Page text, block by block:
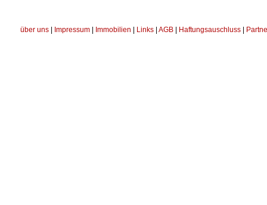
über uns Impressum Immobilien Links AGB Haftungsauschluss